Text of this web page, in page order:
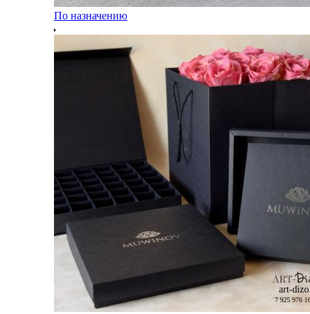
По назначению